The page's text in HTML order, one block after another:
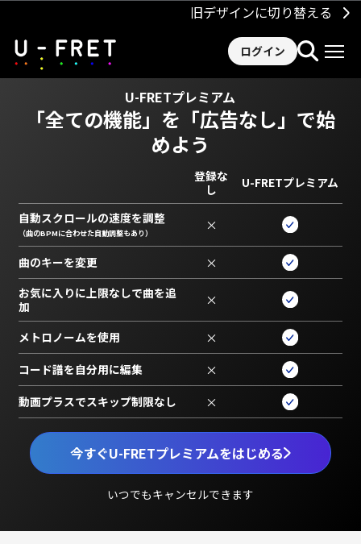
旧デザインに切り替える
ログイン
U-FRETプレミアム
「全ての機能」を 「広告なし」で始
めよう
今すぐU-FRETプレミアムをはじめる
いつでもキャンセルできます
登録な
し
U-FRETプレミアム
自動スクロールの速度を調整
（曲のBPMに合わせた自動調整もあり） ×
曲のキーを変更 ×
お気に入りに上限なしで曲を追
加
×
メトロノームを使用 ×
コード譜を自分用に編集 ×
動画プラスでスキップ制限なし ×